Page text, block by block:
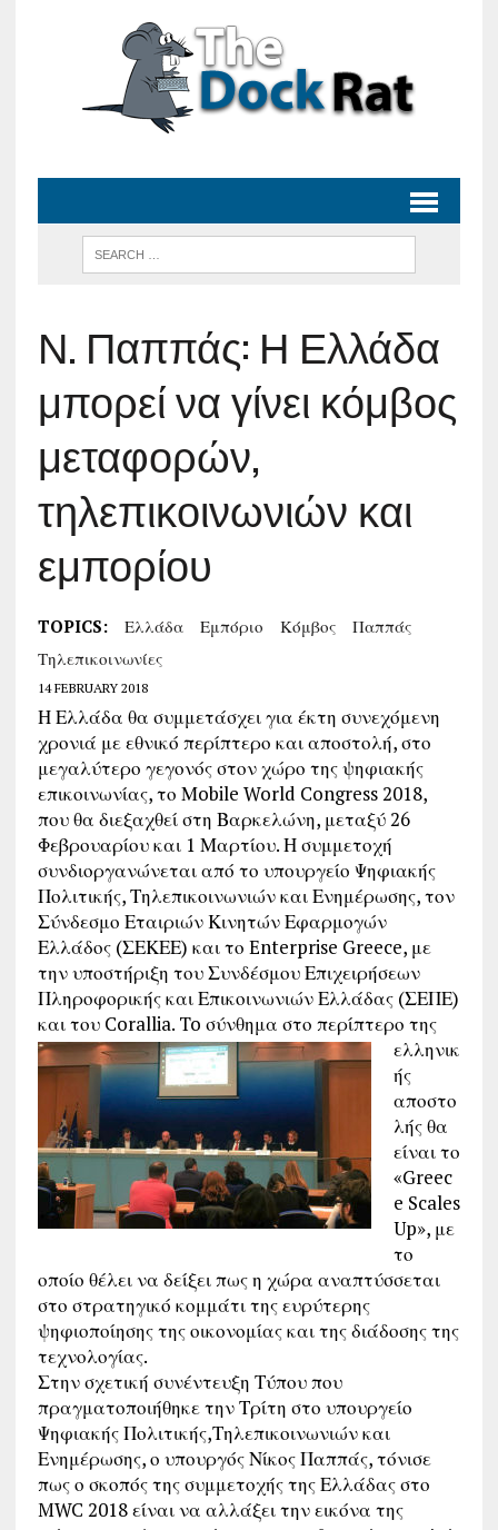
Ν. Παππάς: Η Ελλάδα
μπορεί να γίνει κόμβος
μεταφορών,
τηλεπικοινωνιών και
εμπορίου
TOPICS: Ελλάδα Εμπόριο Κόμβος
Παππάς
Τηλεπικοινωνίες
14 FEBRUARY 2018
Η Ελλάδα θα συμμετάσχει για έκτη συνεχόμενη
χρονιά με εθνικό περίπτερο και αποστολή, στο
μεγαλύτερο γεγονός στον χώρο της ψηφιακής
επικοινωνίας, το Μobile World Congress 2018,
που θα διεξαχθεί στη Βαρκελώνη, μεταξύ 26
Φεβρουαρίου και 1 Μαρτίου. Η συμμετοχή
συνδιοργανώνεται από το υπουργείο Ψηφιακής
Πολιτικής, Τηλεπικοινωνιών και Ενημέρωσης, τον
Σύνδεσμο Εταιριών Κινητών Εφαρμογών
Ελλάδος (ΣΕΚΕΕ) και το Enterprise Greece, με
την υποστήριξη του Συνδέσμου Επιχειρήσεων
Πληροφορικής και Επικοινωνιών Ελλάδας (ΣΕΠΕ)
και του Corallia. To σύνθημα στο περίπτερο της
ελληνικ
ής
αποστο
λής θα
είναι το
«Greec
e Scales
Up», με
το
οποίο θέλει να δείξει πως η χώρα αναπτύσσεται
στο στρατηγικό κομμάτι της ευρύτερης
ψηφιοποίησης της οικονομίας και της διάδοσης της
τεχνολογίας.
Στην σχετική συνέντευξη Τύπου που
πραγματοποιήθηκε την Τρίτη στο υπουργείο
Ψηφιακής Πολιτικής,Τηλεπικοινωνιών και
Ενημέρωσης, ο υπουργός Νίκος Παππάς, τόνισε
πως ο σκοπός της συμμετοχής της Ελλάδας στο
MWC 2018 είναι να αλλάξει την εικόνα της